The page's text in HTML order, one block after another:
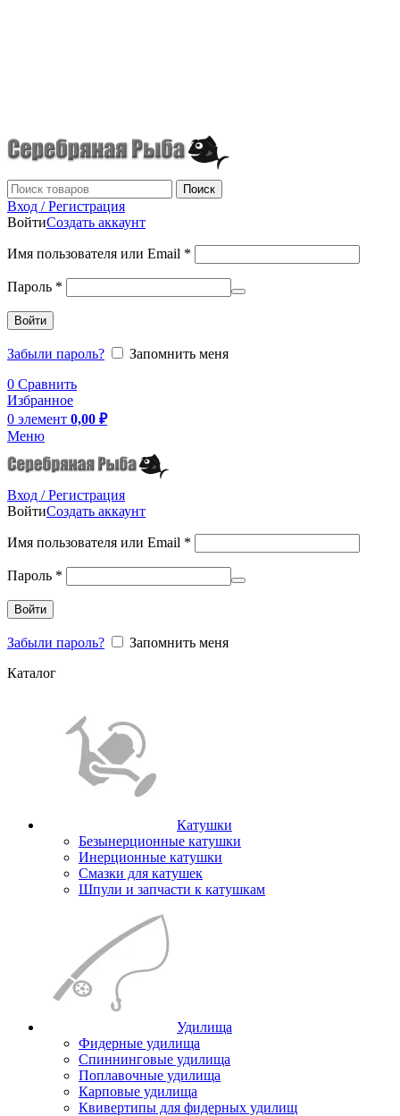
Поиск
Вход / Регистрация
ВойтиСоздать аккаунт
Имя пользователя или Email *
Пароль *
Войти
Забыли пароль?
Запомнить меня
0 Сравнить
Избранное
0 элемент 0,00 ₽
Меню
Вход / Регистрация
ВойтиСоздать аккаунт
Имя пользователя или Email *
Пароль *
Войти
Забыли пароль?
Запомнить меня
Каталог
Катушки
Безынерционные катушки
Инерционные катушки
Смазки для катушек
Шпули и запчасти к катушкам
Удилища
Фидерные удилища
Спиннинговые удилища
Поплавочные удилища
Карповые удилища
Квивертипы для фидерных удилищ